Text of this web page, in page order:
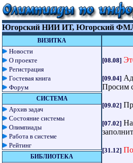
Югорский НИИ ИТ, Югорский
ВИЗИТКА
Новости
О проекте
Регистрация
Гостевая книга
Форум
СИСТЕМА
Архив задач
Состояние системы
Олимпиады
Работа в системе
Рейтинг
БИБЛИОТЕКА
[08.08]
[09.04]
Просим
[09.02]
[07.02]
[31.12]